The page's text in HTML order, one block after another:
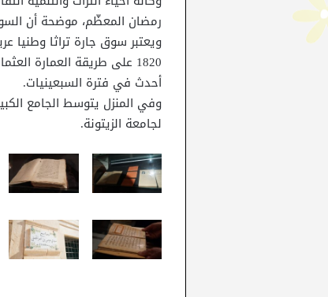
رمضان المعظّم، موضحة أن
ويعتبر سوق جارة تراثا وطنيا
1820 على طريقة العمارة
أحدث في فترة السبعينيات.
وفي المنزل يتوسط الجامع
لجامعة الزيتونة.